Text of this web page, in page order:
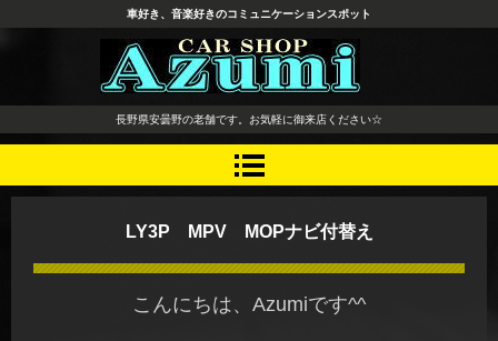
長野県 安曇野市 タイヤ ホ
イール デッドニング カーオ
ーディオ レカロシート
車好き、音楽好きのコミュニケーションスポット
長野県安曇野の老舗です。お気軽に御来店ください☆
LY3P MPV MOPナビ付替え
こんにちは、Azumiです^^